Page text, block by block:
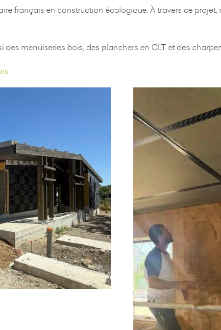
français en construction écologique. À travers ce
menuiseries bois, des planchers en CLT et des